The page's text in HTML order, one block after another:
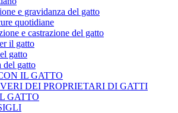
e gravidanza del gatto
quotidiane
e castrazione del gatto
il gatto
gatto
del gatto
IL GATTO
DEI PROPRIETARI DI GATTI
GATTO